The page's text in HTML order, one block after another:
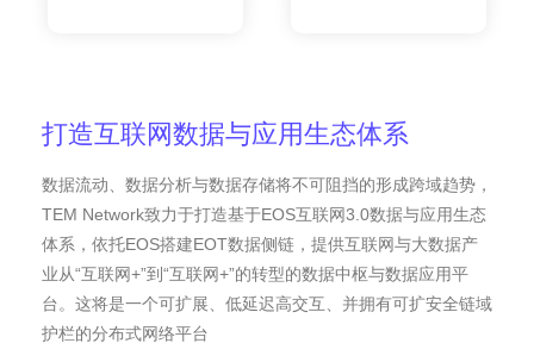
打造互联网数据与应用生态体系
数据流动、数据分析与数据存储将不可阻挡的形成跨域趋势，
TEM Network致力于打造基于EOS互联网3.0数据与应用生态
体系，依托EOS搭建EOT数据侧链，提供互联网与大数据产
业从“互联网+”到“互联网+”的转型的数据中枢与数据应用平
台。这将是一个可扩展、低延迟高交互、并拥有可扩安全链域
护栏的分布式网络平台